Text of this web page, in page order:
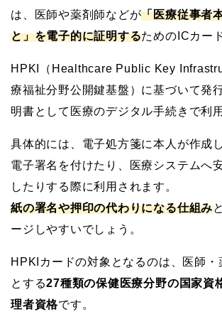
は、医師や薬剤師などが「医療従事者
と」を電子的に証明するためのICカー
HPKI（Healthcare Public Key
療福祉分野公開鍵基盤）に基づいて発
明書として医療のデジタル手続きで利
具体的には、電子処方箋に本人が作成
電子署名を付けたり、医療システムへ
したりする際に利用されます。
紙の署名や押印の代わりになる仕組み
ージしやすいでしょう。
HPKIカードの対象となるのは、医師・
とする27種類の保健医療分野の国家資
理者資格です。